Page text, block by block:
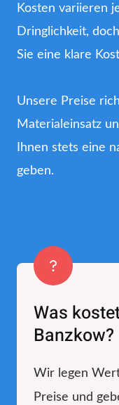
Kosten variieren
Dringlichkeit,
Sie eine klare
Unsere Preise
Materialeinsatz
Ihnen stets eine
geben.
Was
Banzkow?
Wir legen
Preise und